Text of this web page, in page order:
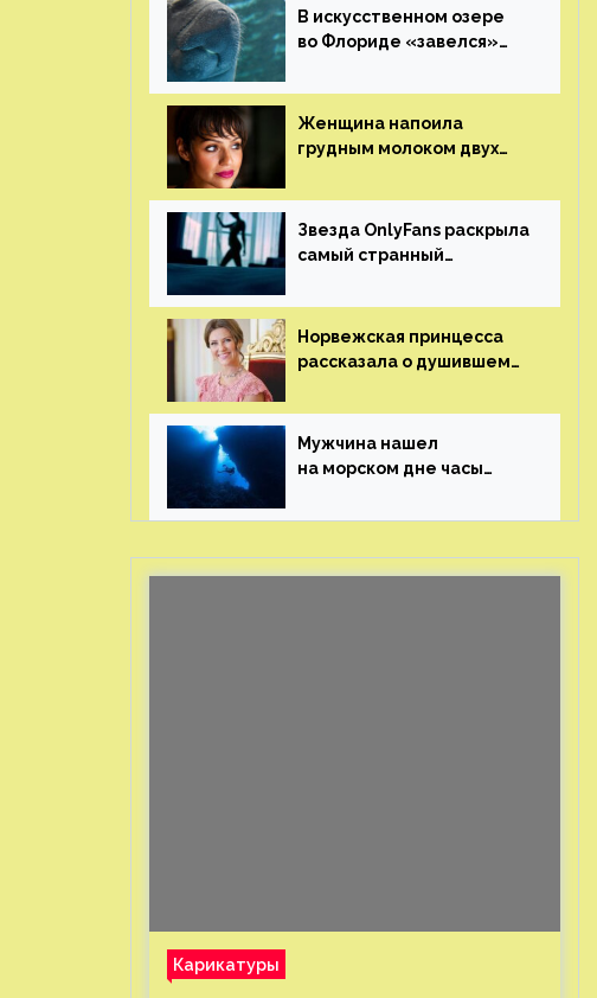
В искусственном озере
во Флориде «завелся»
Женщина напоила
грудным молоком двух
Звезда OnlyFans раскрыла
самый странный
от фаната
Норвежская принцесса
рассказала о душившем
генерала
Мужчина нашел
на морском дне часы
рублей с помощью
Карикатуры